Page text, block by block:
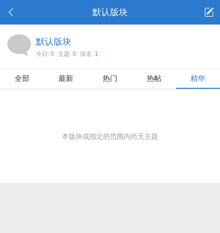
默认版块
默认版块
今日: 0 主题: 0 排名: 1
全部 最新 热门 热帖 精华
本版块或指定的范围内尚无主题